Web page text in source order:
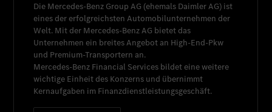
Die Mercedes-Benz Group AG (ehemals Daimler AG) ist
eines der erfolgreichsten Automobilunternehmen der
Welt. Mit der Mercedes-Benz AG bietet das
Unternehmen ein breites Angebot an High-End-Pkw
und Premium-Transportern an.
Mercedes-Benz Financial Services bildet eine weitere
wichtige Einheit des Konzerns und übernimmt
Kernaufgaben im Finanzdienstleistungsgeschäft.